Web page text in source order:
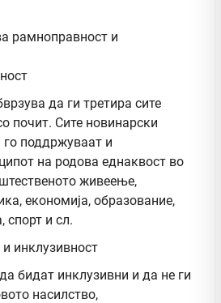
рамноправност и
да ги третира сите
почит. Сите новинарски
поддржуваат и
на родова еднаквост во
живеење,
економија, образование,
спорт и сл.
инклузивност
бидат инклузивни и да не ги
насилство,